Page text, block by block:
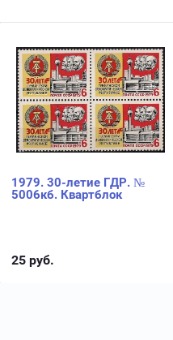
1979. 30-летие ГДР. №
5006кб. Квартблок
25 руб.